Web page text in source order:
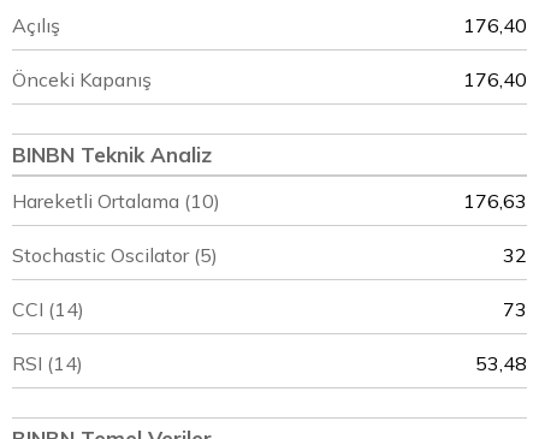
Açılış 176,40
Önceki Kapanış 176,40
BINBN Teknik Analiz
Hareketli Ortalama (10) 176,63
Stochastic Oscilator (5) 32
CCI (14) 73
RSI (14) 53,48